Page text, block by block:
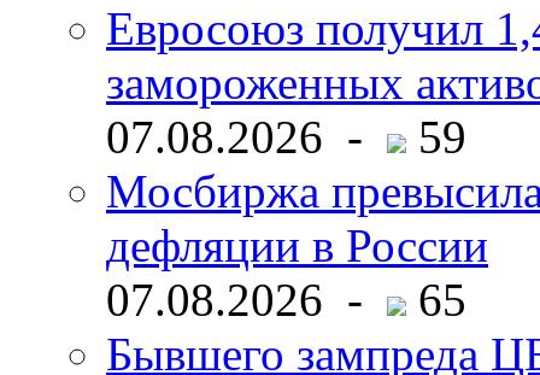
Евросоюз получил
замороженных
07.08.2026 -
59
Мосбиржа
дефляции в России
07.08.2026 -
65
Бывшего зампреда